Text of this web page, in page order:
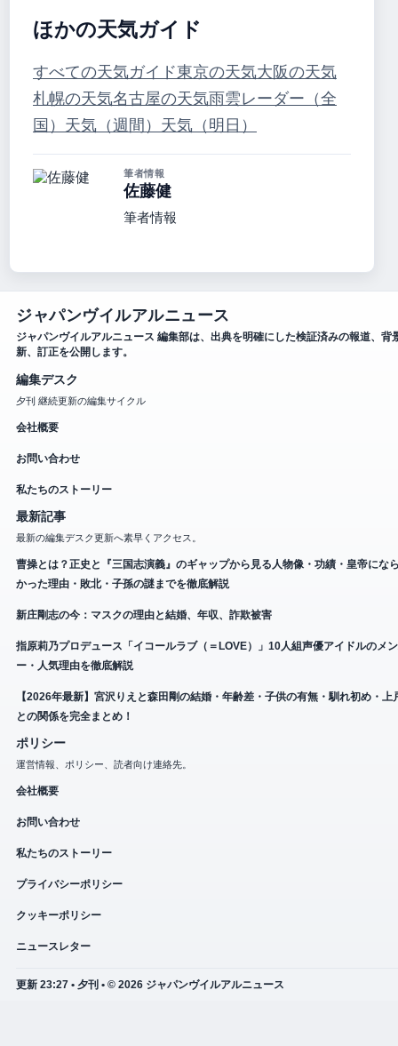
ほかの天気ガイド
すべての天気ガイド東京の天気大阪の天気
札幌の天気名古屋の天気雨雲レーダー（全
国） 天気（週間） 天気（明日）
筆者情報
佐藤健
筆者情報
ジャパンヴイルアルニュース
ジャパンヴイルアルニュース 編集部は、出典を明確にした検証済みの報道、背
新、訂正を公開します。
編集デスク
夕刊 継続更新の編集サイクル
会社概要
お問い合わせ
私たちのストーリー
最新記事
最新の編集デスク更新へ素早くアクセス。
曹操とは？正史と『三国志演義』のギャップから見る人物像・功績・皇帝にな
かった理由・敗北・子孫の謎までを徹底解説
新庄剛志の今：マスクの理由と結婚、年収、詐欺被害
指原莉乃プロデュース「イコールラブ（＝LOVE）」10人組声優アイドルのメ
ー・人気理由を徹底解説
【2026年最新】宮沢りえと森田剛の結婚・年齢差・子供の有無・馴れ初め・上
との関係を完全まとめ！
ポリシー
運営情報、ポリシー、読者向け連絡先。
会社概要
お問い合わせ
私たちのストーリー
プライバシーポリシー
クッキーポリシー
ニュースレター
更新 23:27 • 夕刊 • © 2026 ジャパンヴイルアルニュース